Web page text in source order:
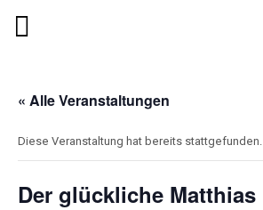
« Alle Veranstaltungen
Diese Veranstaltung hat bereits stattgefunden.
Der glückliche Matthias